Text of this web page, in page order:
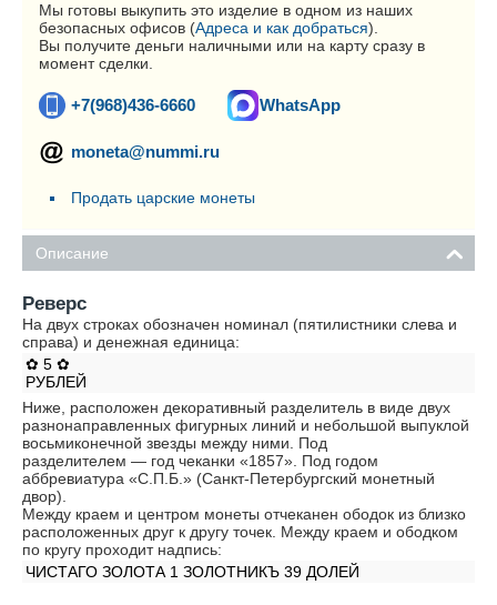
Мы готовы выкупить это изделие в одном из наших
безопасных офисов (Адреса и как добраться).
Вы получите деньги наличными или на карту сразу в
момент сделки.
+7(968)436-6660 WhatsApp
moneta@nummi.ru
Продать царские монеты
Описание
Реверс
На двух строках обозначен номинал (пятилистники слева и
справа) и денежная единица:
✿ 5 ✿
РУБЛЕЙ
Ниже, расположен декоративный разделитель в виде двух
разнонаправленных фигурных линий и небольшой выпуклой
восьмиконечной звезды между ними. Под
разделителем — год чеканки «1857». Под годом
аббревиатура «С.П.Б.» (Санкт-Петербургский монетный
двор).
Между краем и центром монеты отчеканен ободок из близко
расположенных друг к другу точек. Между краем и ободком
по кругу проходит надпись:
ЧИСТАГО ЗОЛОТА 1 ЗОЛОТНИКЪ 39 ДОЛЕЙ